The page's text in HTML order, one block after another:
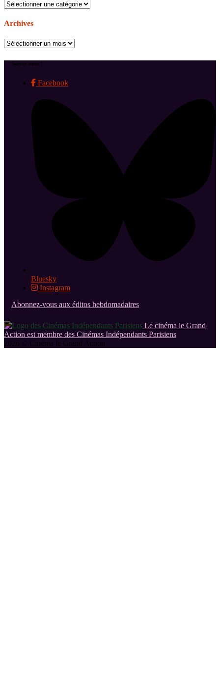
Catégories
Archives
Archives
Suivez-nous !
Facebook
Bluesky
Instagram
Abonnez-vous aux éditos hebdomadaires
Le cinéma le Grand
Action est membre des Cinémas Indépendants Parisiens
2026 © Cinéma le Grand Action